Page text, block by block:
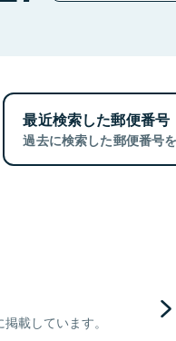
最近検索した郵便番号
過去に検索した郵便番号
載しています。